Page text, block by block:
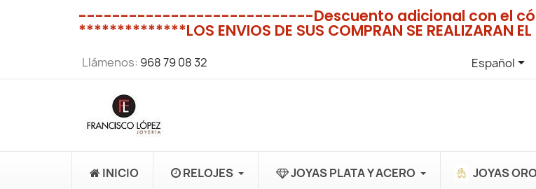
----------------------------Descuento adicional con el
**************LOS ENVIOS DE SUS COMPRAN SE REALIZARAN
Llámenos: 968 79 08 32 Español
INICIO RELOJES JOYAS PLATA Y ACERO JOYAS ORO